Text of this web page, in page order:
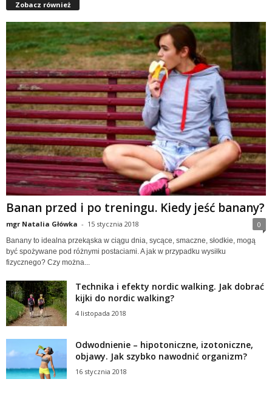
Zobacz również
Banan przed i po treningu. Kiedy jeść banany?
mgr Natalia Główka - 15 stycznia 2018 0
Banany to idealna przekąska w ciągu dnia, sycące, smaczne, słodkie, mogą
być spożywane pod różnymi postaciami. A jak w przypadku wysiłku
fizycznego? Czy można...
Technika i efekty nordic walking. Jak dobrać
kijki do nordic walking?
4 listopada 2018
Odwodnienie – hipotoniczne, izotoniczne,
objawy. Jak szybko nawodnić organizm?
16 stycznia 2018